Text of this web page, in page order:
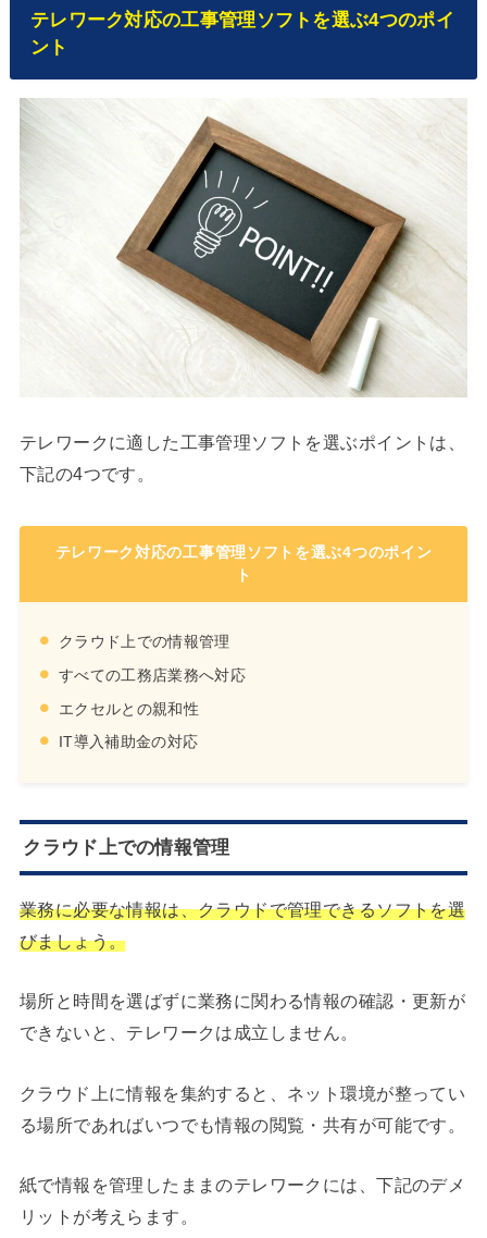
テレワーク対応の工事管理ソフトを選ぶ4つのポイ
ント
テレワークに適した工事管理ソフトを選ぶポイントは、
下記の4つです。
テレワーク対応の工事管理ソフトを選ぶ4つのポイン
ト
クラウド上での情報管理
すべての工務店業務へ対応
エクセルとの親和性
IT導入補助金の対応
クラウド上での情報管理
業務に必要な情報は、クラウドで管理できるソフトを選
びましょう。
場所と時間を選ばずに業務に関わる情報の確認・更新が
できないと、テレワークは成立しません。
クラウド上に情報を集約すると、ネット環境が整ってい
る場所であればいつでも情報の閲覧・共有が可能です。
紙で情報を管理したままのテレワークには、下記のデメ
リットが考えらます。